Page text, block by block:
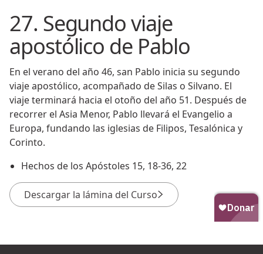
27. Segundo viaje
apostólico de Pablo
En el verano del año 46, san Pablo inicia su segundo
viaje apostólico, acompañado de Silas o Silvano. El
viaje terminará hacia el otoño del año 51. Después de
recorrer el Asia Menor, Pablo llevará el Evangelio a
Europa, fundando las iglesias de Filipos, Tesalónica y
Corinto.
Hechos de los Apóstoles 15, 18-36, 22
Descargar la lámina del Curso